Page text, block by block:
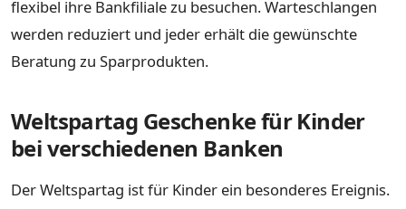
flexibel ihre Bankfiliale zu besuchen. Warteschlangen
werden reduziert und jeder erhält die gewünschte
Beratung zu Sparprodukten.
Weltspartag Geschenke für Kinder
bei verschiedenen Banken
Der Weltspartag ist für Kinder ein besonderes Ereignis.